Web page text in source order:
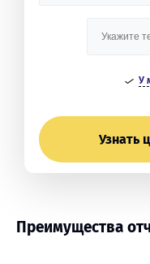
У
Узнать
Преимущества